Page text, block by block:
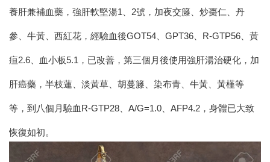
養肝兼補血藥，強肝軟堅湯1、2號，加夜交籐、炒棗仁、丹
參、牛黃、西紅花，經驗血後GOT54、GPT36、R-GTP56、黃
疸2.6、血小板5.1，已改善，第三個月後使用強肝湯治硬化，加
肝癌藥，半枝蓮、淡黃草、胡蔓籐、染布青、牛黃、黃槿等
等，到八個月驗血R-GTP28、A/G=1.0、AFP4.2，身體已大致
恢復如初。